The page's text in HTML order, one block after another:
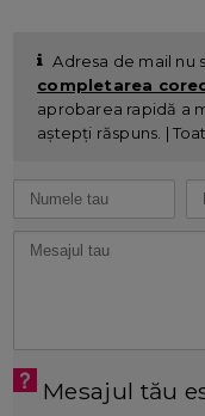
Adresa de mail nu
completarea
aprobarea rapidă a
aștepți răspuns. |
Mesajul tău